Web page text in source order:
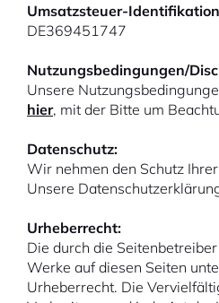
Umsatzsteuer-
DE369451747
Nutzungsbedingungen/
Unsere
hier, mit der Bitte um
Datenschutz:
Wir nehmen den Schutz
Unsere
Urheberrecht:
Die durch die
Werke auf diesen Seiten
Urheberrecht. Die